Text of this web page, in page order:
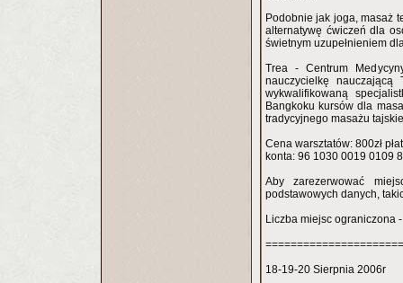
Podobnie jak joga, masaż
alternatywę ćwiczeń dla
świetnym uzupełnieniem
Trea - Centrum
nauczycielkę
wykwalifikowaną
Bangkoku kursów dla
tradycyjnego masażu
Cena warsztatów: 800zł
konta: 96 1030 0019 0109
Aby zarezerwować
podstawowych danych,
Liczba miejsc ograniczona
18-19-20 Sierpnia 2006r